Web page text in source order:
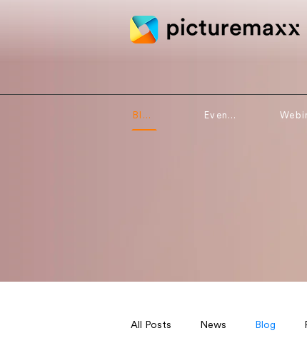
Blog Events
All Posts News Blog